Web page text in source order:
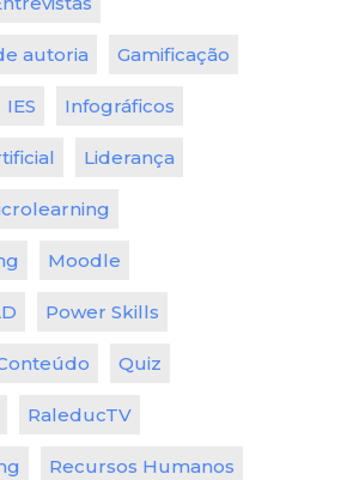
autoria Gamificação
IES Infográficos
Liderança
Moodle
Power Skills
Quiz
RaleducTV
Recursos Humanos